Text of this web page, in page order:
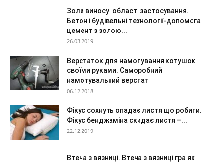
Золи виносу: області застосування.
Бетон і будівельні технології-допомога
цемент з золою...
26.03.2019
Верстаток для намотування котушок
своїми руками. Саморобний
намотувальний верстат
06.12.2018
Фікус сохнуть опадає листя що робити.
Фікус бенджаміна скидає листя –...
22.12.2019
Втеча з вязниці. Втеча з вязниці гра як